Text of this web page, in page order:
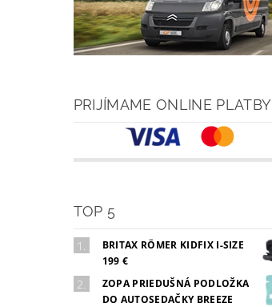
PRIJÍMAME ONLINE PLATBY
TOP 5
BRITAX RÖMER KIDFIX I-SIZE
199 €
ZOPA PRIEDUŠNÁ PODLOŽKA
DO AUTOSEDAČKY BREEZE